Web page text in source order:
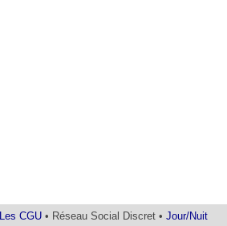
Les CGU• Réseau Social Discret • Jour/Nuit